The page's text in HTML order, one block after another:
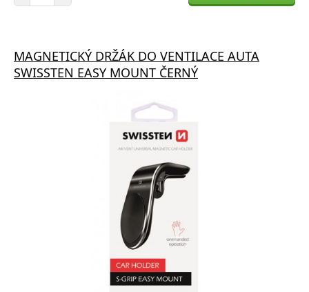
MAGNETICKÝ DRŽÁK DO VENTILACE AUTA
SWISSTEN EASY MOUNT ČERNÝ